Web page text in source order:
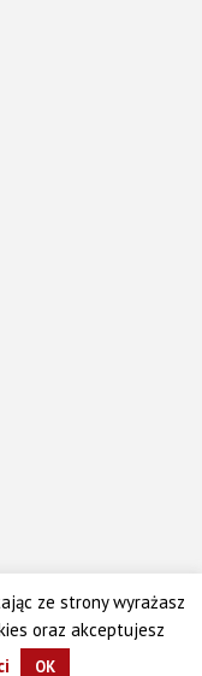
ze strony wyrażasz
oraz akceptujesz
OK